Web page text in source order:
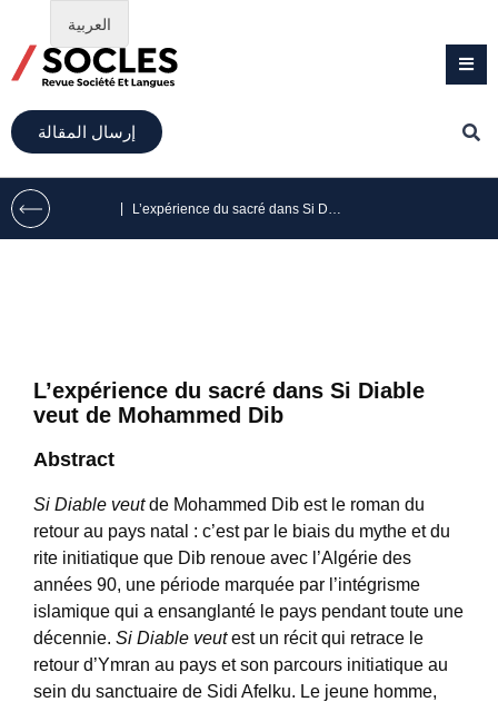
إرسال المقالة
L’expérience du sacré dans Si Diable
veut de Mohammed Dib
Abstract
Si Diable veutde Mohammed Dib est le roman du
retour au pays natal : c’est par le biais du mythe et du
rite initiatique que Dib renoue avec l’Algérie des
années 90, une période marquée par l’intégrisme
islamique qui a ensanglanté le pays pendant toute une
décennie. Si Diable veutest un récit qui retrace le
retour d’Ymran au pays et son parcours initiatique au
sein du sanctuaire de Sidi Afelku. Le jeune homme,
العربية